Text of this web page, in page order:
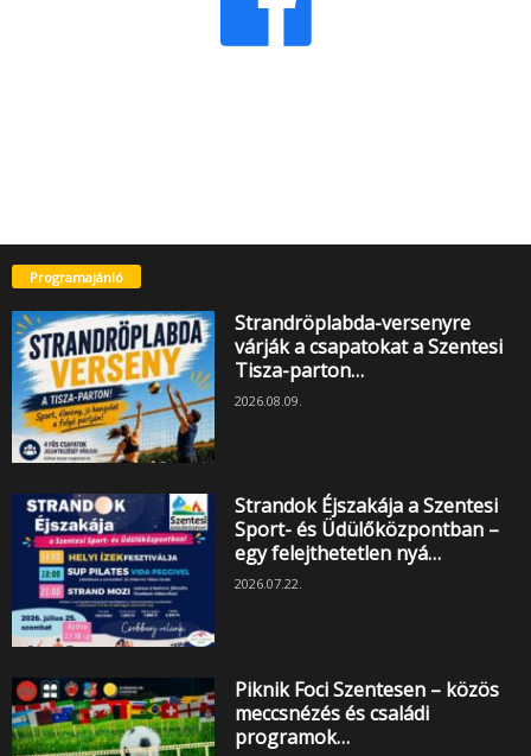
Programajánló
Strandröplabda-versenyre
várják a csapatokat a Szentesi
Tisza-parton…
2026.08.09.
Strandok Éjszakája a Szentesi
Sport- és Üdülőközpontban –
egy felejthetetlen nyá…
2026.07.22.
Piknik Foci Szentesen – közös
meccsnézés és családi
programok…